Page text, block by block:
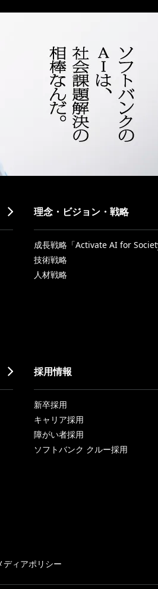
理念・ビジョン・戦略
成長戦略「Activate AI for
技術戦略
人材戦略
採用情報
新卒採用
キャリア採用
障がい者採用
ソフトバンク クルー採用
ディアポリシー